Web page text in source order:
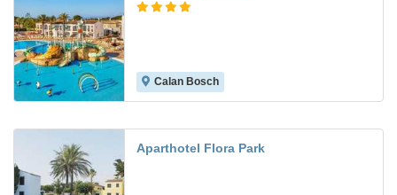
Calan Bosch
Aparthotel Flora Park